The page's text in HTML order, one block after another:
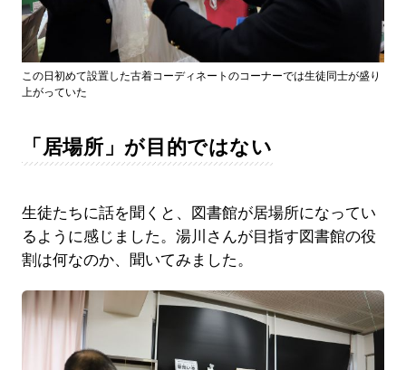
この日初めて設置した古着コーディネートのコーナーでは生徒同士が盛り
上がっていた
「居場所」が目的ではない
生徒たちに話を聞くと、図書館が居場所になってい
るように感じました。湯川さんが目指す図書館の役
割は何なのか、聞いてみました。